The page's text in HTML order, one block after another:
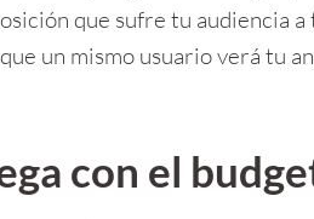
que sufre tu audiencia
un mismo usuario verá tu
con el